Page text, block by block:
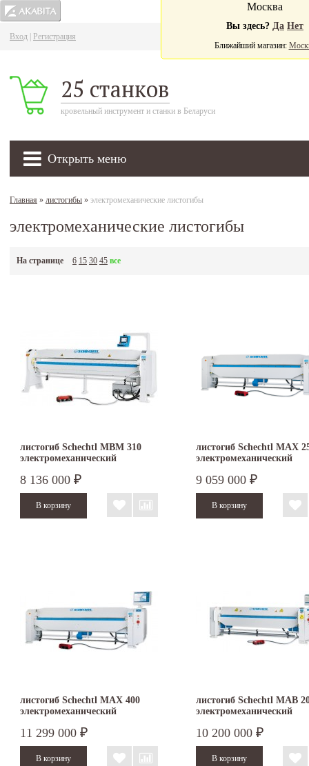
Вход Регистрация
25 станков
кровельный инструмент и станки в Беларуси
Открыть меню
Москва
Вы здесь? Да Нет
Ближайший магазин:
Главная » листогибы » электромеханические листогибы
электромеханические листогибы
На странице 6 15 30 45 все
листогиб Schechtl MBM 310
электромеханический
8 136 000 ₽
листогиб Schechtl MAX
электромеханический
9 059 000 ₽
листогиб Schechtl MAX 400
электромеханический
11 299 000 ₽
листогиб Schechtl MAB
электромеханический
10 200 000 ₽